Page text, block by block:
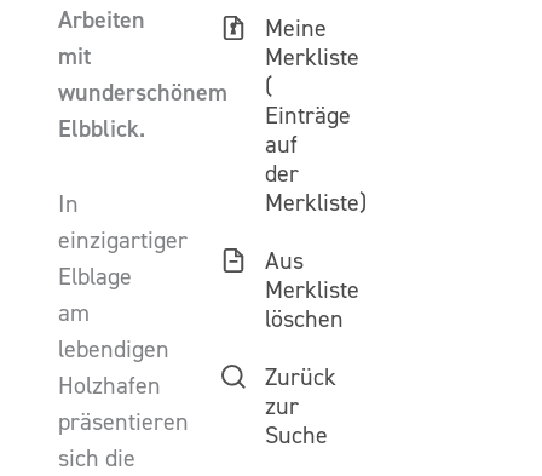
Arbeiten
mit
wunderschönem
Elbblick.
In
einzigartiger
Elblage
am
lebendigen
Holzhafen
präsentieren
sich die
Meine
Merkliste
(
Einträge
auf
der
Merkliste)
Aus
Merkliste
löschen
Zurück
zur
Suche